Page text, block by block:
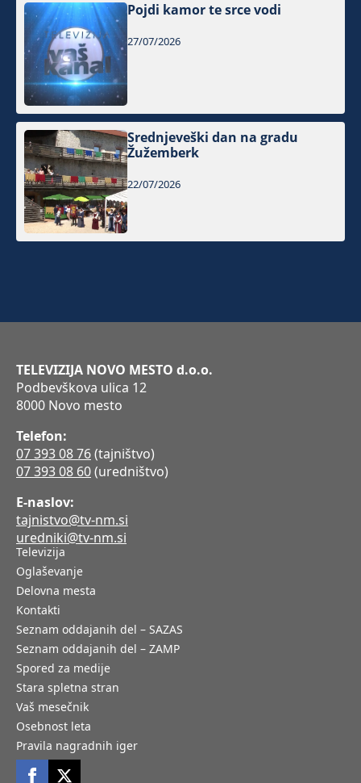
Pojdi kamor te srce vodi
27/07/2026
Srednjeveški dan na gradu
Žužemberk
22/07/2026
TELEVIZIJA NOVO MESTO d.o.o.
Podbevškova ulica 12
8000 Novo mesto
Telefon:
07 393 08 76(tajništvo)
07 393 08 60(uredništvo)
E-naslov:
tajnistvo@tv-nm.si
uredniki@tv-nm.si
Televizija
Oglaševanje
Delovna mesta
Kontakti
Seznam oddajanih del – SAZAS
Seznam oddajanih del – ZAMP
Spored za medije
Stara spletna stran
Vaš mesečnik
Osebnost leta
Pravila nagradnih iger